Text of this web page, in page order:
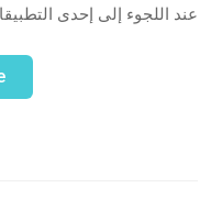
عند اللجوء إلى إحدى